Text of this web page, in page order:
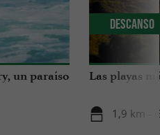
un paraíso
Las playas
1,9 km -
Descanso